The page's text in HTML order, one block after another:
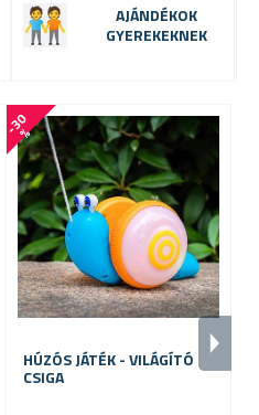
AJÁNDÉKOK
GYEREKEKNEK
-
3
0
%
HÚZÓS JÁTÉK - VILÁGÍTÓ
CSIGA